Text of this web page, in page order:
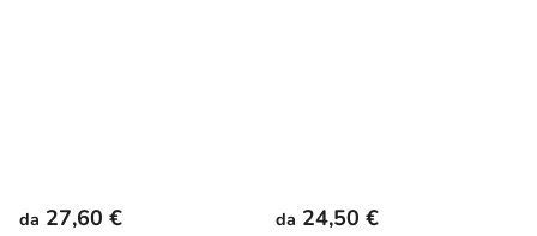
da 27,60 € da 24,50 €